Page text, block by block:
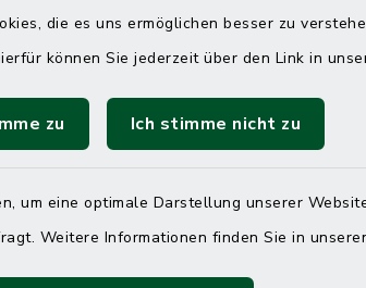
die es uns ermöglichen besser zu
können Sie jederzeit über den Link in
zu Ich stimme nicht zu
um eine optimale Darstellung unserer
Weitere Informationen finden Sie in
08:00 Uhr – 12:00 Uhr
Anliegen, finden aber online
Rufen Sie uns gerne unter der
0 an!